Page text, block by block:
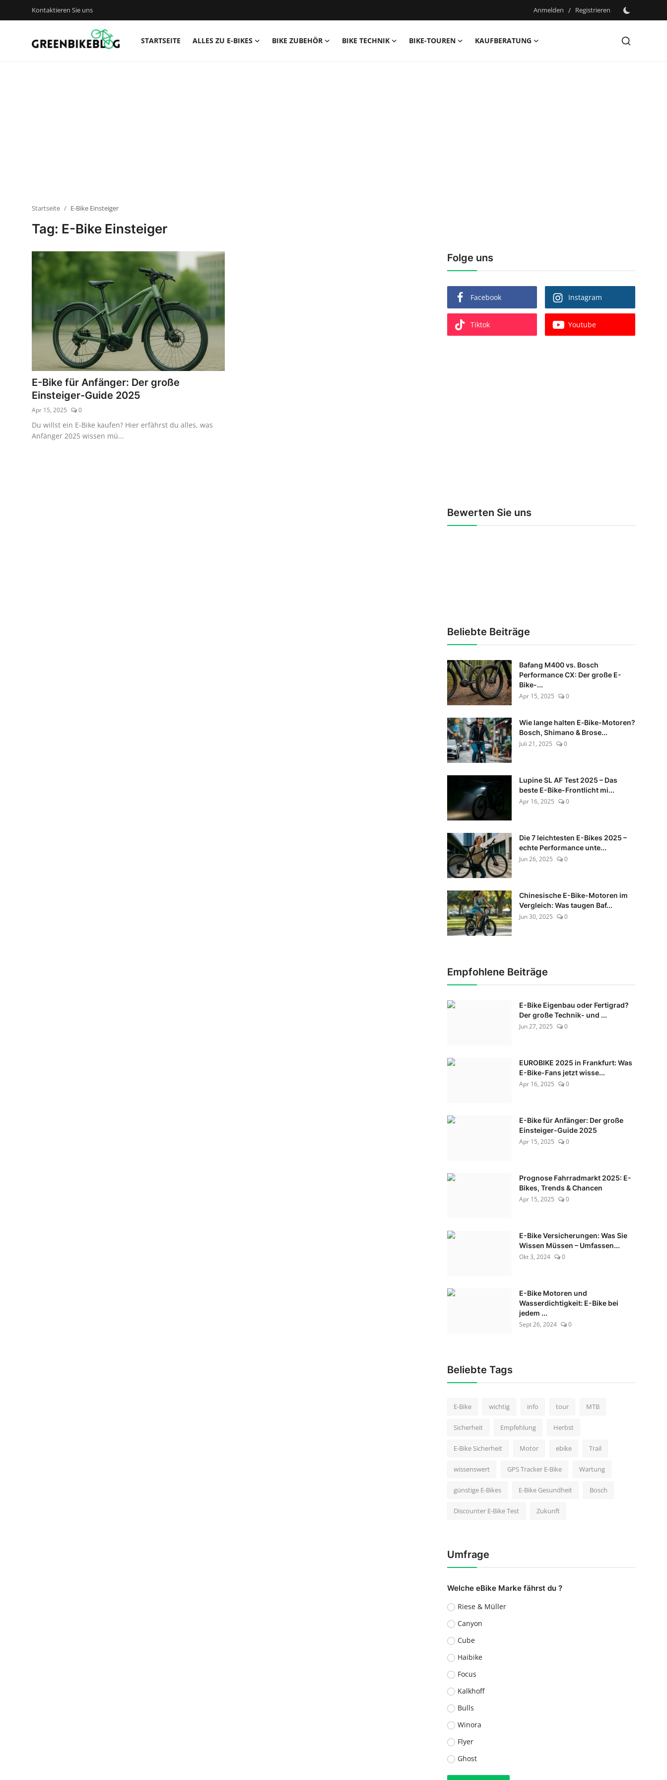
Kontaktieren Sie uns Anmelden / Registrieren
STARTSEITE ALLES ZU E-BIKES BIKE ZUBEHÖR BIKE TECHNIK BIKE-TOUREN KAUFBERATUNG
Startseite E-Bike Einsteiger
Tag: E-Bike Einsteiger
E-Bike für Anfänger: Der große
Einsteiger-Guide 2025
Apr 15, 2025 0
Du willst ein E-Bike kaufen? Hier erfährst du alles, was
Anfänger 2025 wissen mü...
Folge uns
Facebook Instagram
Tiktok Youtube
Bewerten Sie uns
Beliebte Beiträge
Bafang M400 vs. Bosch
Performance CX: Der große E-
Bike-...
Apr 15, 2025
0
Wie lange halten E‑Bike-Motoren?
Bosch, Shimano & Brose...
Juli 21, 2025
0
Lupine SL AF Test 2025 – Das
beste E-Bike-Frontlicht mi...
Apr 16, 2025
0
Die 7 leichtesten E-Bikes 2025 –
echte Performance unte...
Jun 26, 2025
0
Chinesische E-Bike-Motoren im
Vergleich: Was taugen Baf...
Jun 30, 2025
0
Empfohlene Beiträge
E-Bike Eigenbau oder Fertigrad?
Der große Technik- und ...
Jun 27, 2025
0
EUROBIKE 2025 in Frankfurt: Was
E-Bike-Fans jetzt wisse...
Apr 16, 2025
0
E-Bike für Anfänger: Der große
Einsteiger-Guide 2025
Apr 15, 2025
0
Prognose Fahrradmarkt 2025: E-
Bikes, Trends & Chancen
Apr 15, 2025
0
E-Bike Versicherungen: Was Sie
Wissen Müssen – Umfassen...
Okt 3, 2024
0
E-Bike Motoren und
Wasserdichtigkeit: E-Bike bei
jedem ...
Sept 26, 2024
0
Beliebte Tags
E-Bike wichtig info tour MTB
Sicherheit Empfehlung Herbst
E-Bike Sicherheit Motor ebike Trail
wissenswert GPS Tracker E-Bike Wartung
günstige E-Bikes E-Bike Gesundheit Bosch
Discounter E-Bike Test Zukunft
Umfrage
Welche eBike Marke fährst du ?
Riese & Müller
Canyon
Cube
Haibike
Focus
Kalkhoff
Bulls
Winora
Flyer
Ghost